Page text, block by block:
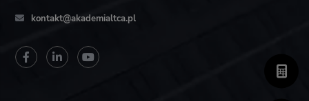
kontakt@akademialtca.pl